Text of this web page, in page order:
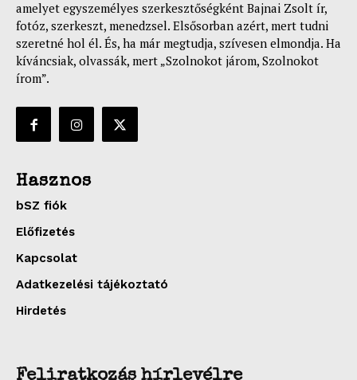
amelyet egyszemélyes szerkesztőségként Bajnai Zsolt ír,
fotóz, szerkeszt, menedzsel. Elsősorban azért, mert tudni
szeretné hol él. És, ha már megtudja, szívesen elmondja. Ha
kíváncsiak, olvassák, mert „Szolnokot járom, Szolnokot
írom”.
Hasznos
bSZ fiók
Előfizetés
Kapcsolat
Adatkezelési tájékoztató
Hirdetés